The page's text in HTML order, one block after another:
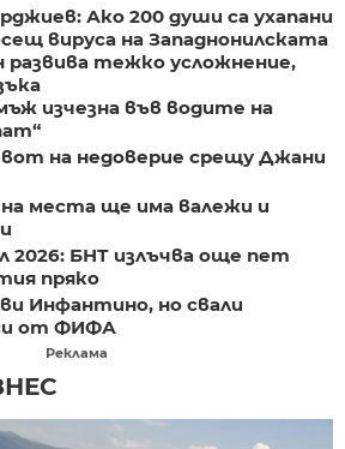
Ако 200 души са ухапани
вируса на Западнонилската
развива тежко усложнение,
изчезна във водите на
на недоверие срещу Джани
места ще има валежи и
2026: БНТ излъчва още пет
пряко
Инфантино, но свали
от ФИФА
Реклама